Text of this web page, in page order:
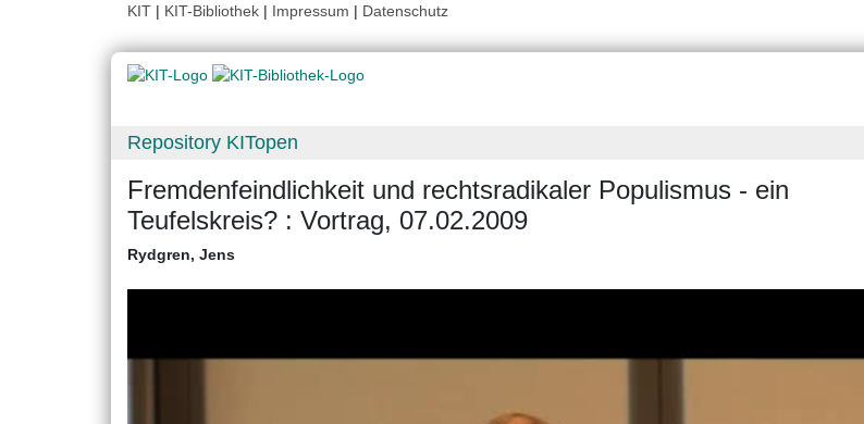
KIT | KIT-Bibliothek | Impressum | Datenschutz
Repository KITopen
Fremdenfeindlichkeit und rechtsradikaler Populismus - ein
Teufelskreis? : Vortrag, 07.02.2009
Rydgren, Jens